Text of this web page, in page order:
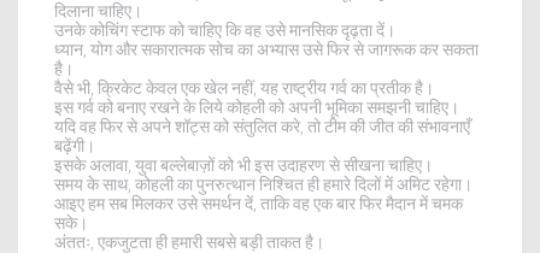
दिलाना चाहिए।
उनके कोचिंग स्टाफ को चाहिए कि वह उसे मानसिक दृढ़ता दें।
ध्यान, योग और सकारात्मक सोच का अभ्यास उसे फिर से जागरूक कर सकता
है।
वैसे भी, क्रिकेट केवल एक खेल नहीं, यह राष्ट्रीय गर्व का प्रतीक है।
इस गर्व को बनाए रखने के लिये कोहली को अपनी भूमिका समझनी चाहिए।
यदि वह फिर से अपने शॉट्स को संतुलित करे, तो टीम की जीत की संभावनाएँ
बढ़ेंगी।
इसके अलावा, युवा बल्लेबाज़ों को भी इस उदाहरण से सीखना चाहिए।
समय के साथ, कोहली का पुनरुत्थान निश्चित ही हमारे दिलों में अमिट रहेगा।
आइए हम सब मिलकर उसे समर्थन दें, ताकि वह एक बार फिर मैदान में चमक
सके।
अंततः, एकजुटता ही हमारी सबसे बड़ी ताकत है।